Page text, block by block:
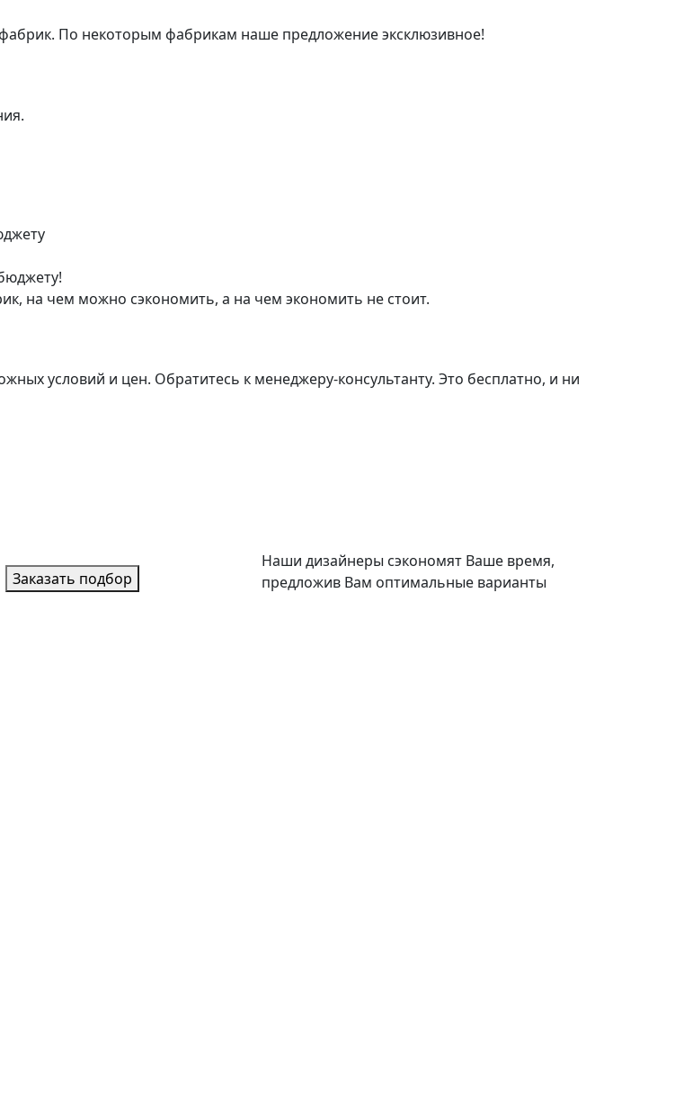
По некоторым фабрикам наше предложение эксклюзивное!
на чем можно сэкономить, а на чем экономить не стоит.
условий и цен. Обратитесь к менеджеру-консультанту. Это бесплатно, и ни
Заказать подбор
Наши дизайнеры сэкономят Ваше время,
предложив Вам оптимальные варианты